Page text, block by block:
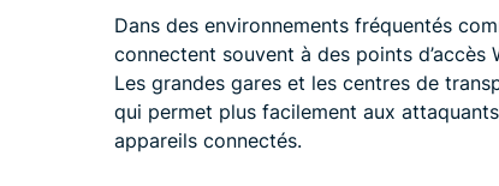
Dans des environnements fréquentés
connectent souvent à des points
Les grandes gares et les centres de
qui permet plus facilement aux
appareils connectés.